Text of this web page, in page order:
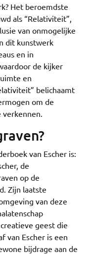
Het beroemdste
als “Relativiteit”,
van onmogelijke
dit kunstwerk
en in
de kijker
en
belichaamt
om de
van Escher is:
de
op de
Zijn laatste
van deze
geest die
van Escher is een
bijdrage aan de